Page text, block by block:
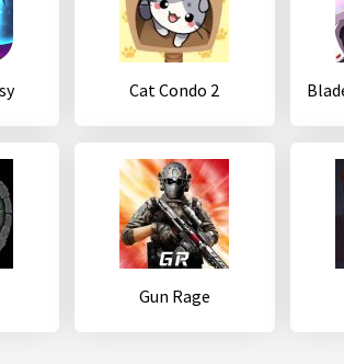
Cat Condo 2
Gun Rage